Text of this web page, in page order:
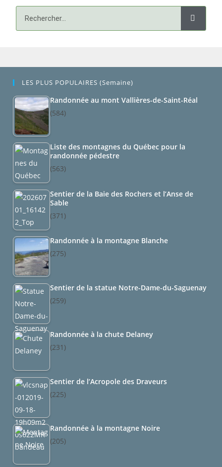
LES PLUS POPULAIRES (semaine)
Randonnée au mont Vallières-de-Saint-Réal
(584)
Liste des montagnes du Québec pour la
randonnée pédestre
(563)
Sentier de la Baie des Rochers et l’Anse de
Sable
(371)
Randonnée à la montagne Blanche
(275)
Sentier de la statue Notre-Dame-du-Saguenay
(259)
Randonnée à la chute Delaney
(231)
Sentier de l’Acropole des Draveurs
(225)
Randonnée à la montagne Noire
(205)